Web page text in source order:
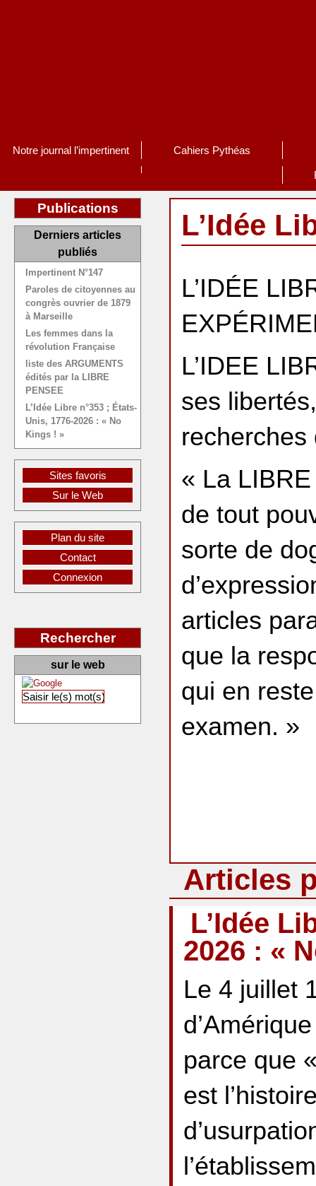
Notre journal l’impertinent Cahiers Pythéas
L’Idée
L’IDÉE
L’IDEE
ses
« La
de tout
sorte de
articles
que la
qui en
examen. »
Articles
L’Idée
2026 : «
Le 4 juillet
parce que
est
Publications
Derniers articles
publiés
Impertinent N°147
Paroles de citoyennes au
congrès ouvrier de 1879
à Marseille
Les femmes dans la
révolution Française
liste des ARGUMENTS
édités par la LIBRE
PENSEE
L’Idée Libre n°353 ; États-
Unis, 1776-2026 : « No
Kings ! »
Sites favoris
Sur le Web
Plan du site
Contact
Connexion
Rechercher
sur le web